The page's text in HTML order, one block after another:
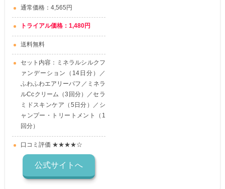
通常価格：4,565円
トライアル価格：1,480円
送料無料
セット内容：ミネラルシルクフ
ァンデーション（14日分）／
ふわふわエアリーパフ／ミネラ
ルCcクリーム（3回分）／セラ
ミドスキンケア（5日分）／シ
ャンプー・トリートメント（1
回分）
口コミ評価 ★★★★☆
公式サイトへ